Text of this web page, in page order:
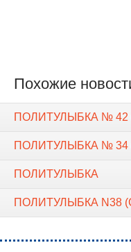
Похожие
ПОЛИТУЛЫБКА № 42
ПОЛИТУЛЫБКА № 34
ПОЛИТУЛЫБКА
ПОЛИТУЛЫБКА N38